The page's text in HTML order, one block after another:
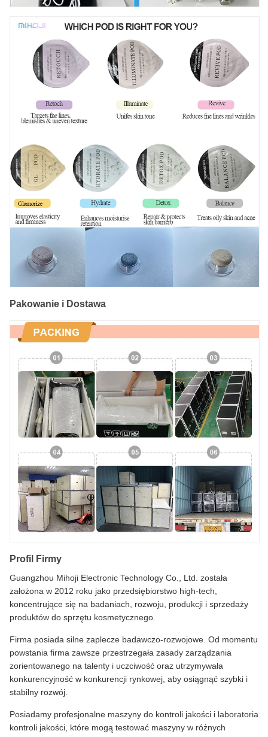
Pakowanie i Dostawa
Profil Firmy
Guangzhou Mihoji Electronic Technology Co., Ltd. została
założona w 2012 roku jako przedsiębiorstwo high-tech,
koncentrujące się na badaniach, rozwoju, produkcji i sprzedaży
produktów do sprzętu kosmetycznego.
Firma posiada silne zaplecze badawczo-rozwojowe. Od momentu
powstania firma zawsze przestrzegała zasady zarządzania
zorientowanego na talenty i uczciwość oraz utrzymywała
konkurencyjność w konkurencji rynkowej, aby osiągnąć szybki i
stabilny rozwój.
Posiadamy profesjonalne maszyny do kontroli jakości i laboratoria
kontroli jakości, które mogą testować maszyny w różnych